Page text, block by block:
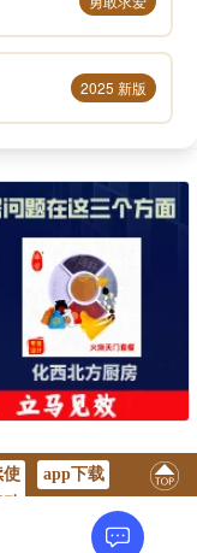
2025 新版
使
app下载